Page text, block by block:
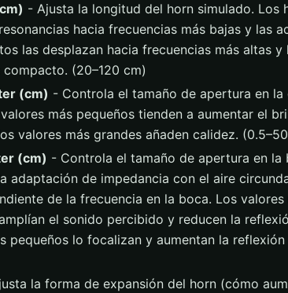
- Ajusta la longitud del horn simulado. Los
hacia frecuencias más bajas y las
las desplazan hacia frecuencias más altas y
compacto. (20–120 cm)
(cm) - Controla el tamaño de apertura en
más pequeños tienden a aumentar el
valores más grandes añaden calidez.
(cm) - Controla el tamaño de apertura en la
adaptación de impedancia con el aire
de la frecuencia en la boca. Los valores
el sonido percibido y reducen la
pequeños lo focalizan y aumentan la
la forma de expansión del horn (cómo